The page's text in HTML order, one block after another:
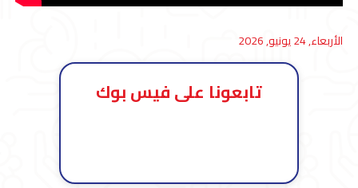
الأربعاء, 24 يونيو, 2026
تابعونا على فيس بوك